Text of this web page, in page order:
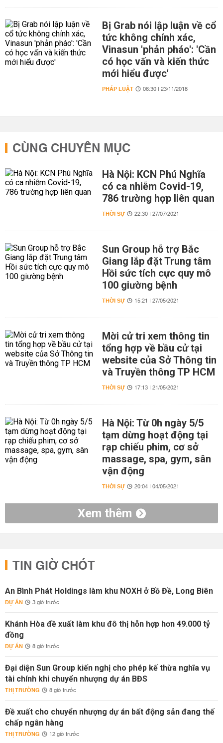
Bị Grab nói lập luận về cổ
tức không chính xác,
Vinasun 'phản pháo': 'Cần
có học vấn và kiến thức
mới hiểu được'
PHÁP LUẬT 06:30 | 23/11/2018
CÙNG CHUYÊN MỤC
Hà Nội: KCN Phú Nghĩa
có ca nhiễm Covid-19,
786 trường hợp liên quan
THỜI SỰ 22:30 | 27/07/2021
Sun Group hỗ trợ Bắc
Giang lắp đặt Trung tâm
Hồi sức tích cực quy mô
100 giường bệnh
THỜI SỰ 15:21 | 27/05/2021
Mời cử tri xem thông tin
tổng hợp về bầu cử tại
website của Sở Thông tin
và Truyền thông TP HCM
THỜI SỰ 17:13 | 21/05/2021
Hà Nội: Từ 0h ngày 5/5
tạm dừng hoạt động tại
rạp chiếu phim, cơ sở
massage, spa, gym, sân
vận động
THỜI SỰ 20:04 | 04/05/2021
Xem thêm
TIN GIỜ CHÓT
An Bình Phát Holdings làm khu NOXH ở Bồ Đề, Long Biên
DỰ ÁN 3 giờ trước
Khánh Hòa đề xuất làm khu đô thị hỗn hợp hơn 49.000 tỷ
đồng
DỰ ÁN 8 giờ trước
Đại diện Sun Group kiến nghị cho phép kế thừa nghĩa vụ
tài chính khi chuyển nhượng dự án BĐS
THỊ TRƯỜNG 8 giờ trước
Đề xuất cho chuyển nhượng dự án bất động sản đang thế
chấp ngân hàng
THỊ TRƯỜNG 12 giờ trước